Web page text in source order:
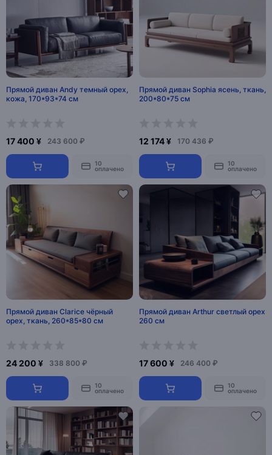
Прямой диван Andy темный орех,
кожа, 170*93*74 см
17 400 ¥ 243 600 ₽
10
оплачено
Прямой диван Sophia ясень, ткань,
200*80*75 см
12 174 ¥ 170 436 ₽
10
оплачено
Прямой диван Clarice чёрный
орех, ткань, 260*85*80 см
24 200 ¥ 338 800 ₽
10
оплачено
Прямой диван Arthur светлый орех
260 см
17 600 ¥ 246 400 ₽
10
оплачено